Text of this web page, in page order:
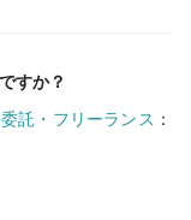
すか？
託・フリーランス ：